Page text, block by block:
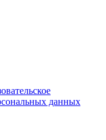
данных